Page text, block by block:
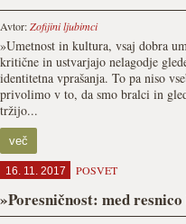
Avtor:Zofijini ljubimci
»Umetnost in kultura, vsaj dobra
kritične in ustvarjajo nelagodje
identitetna vprašanja. To pa niso
privolimo v to, da smo bralci in
tržijo...
več
16. 11. 2017 POSVET
»Poresničnost: med